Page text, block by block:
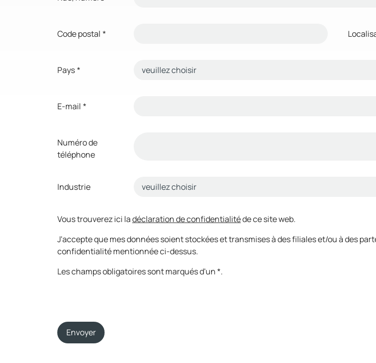
Code postal *
Pays*
E-mail *
Numéro de
téléphone
Industrie
Vous trouverez ici ladéclaration de confidentialitéde ce site web.
J'accepte que mes données soient stockées et transmises à des filiales et/ou à des
confidentialité mentionnée ci-dessus.
Les champs obligatoires sont marqués d'un *.
Envoyer